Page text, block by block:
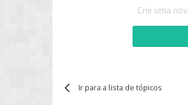
Crie uma
Ir para a lista de tópicos